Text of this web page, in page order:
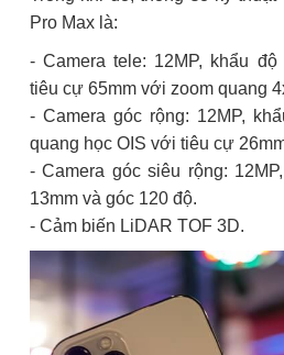
Pro Max là:
- Camera tele: 12MP, khẩu độ
tiêu cự 65mm với zoom quang
- Camera góc rộng: 12MP,
quang học OIS với tiêu cự
- Camera góc siêu rộng:
13mm và góc 120 độ.
- Cảm biến LiDAR TOF 3D.